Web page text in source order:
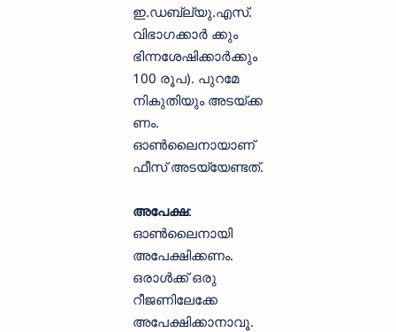
ഇ.ഡബ്ല്യു.എസ്.
വിഭാഗക്കാർ ക്കും
ഭിന്നശേഷിക്കാർക്കും
100 രൂപ). പുറമേ
നികുതിയും അടയ്ക്ക
ണം.
ഓൺലൈനായാണ്
ഫീസ് അടയ്യേണ്ടത്.
അപേക്ഷ:
ഓൺലൈനായി
അപേക്ഷിക്കണം.
ഒരാൾക്ക് ഒരു
റീജണിലേക്കേ
അപേക്ഷിക്കാനാവൂ.